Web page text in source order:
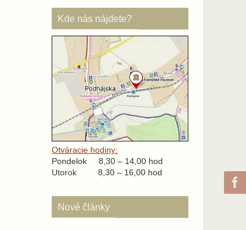
Kde nás nájdete?
Otváracie hodiny:
Pondelok 8,30 – 14,00 hod
Utorok 8,30 – 16,00 hod
Nové články